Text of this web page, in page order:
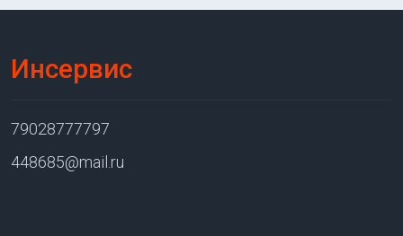
Инсервис
79028777797
448685@mail.ru